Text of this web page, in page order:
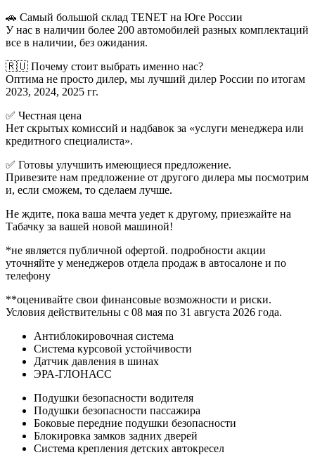
🚗 Самый большой склад TENET на Юге России
У нас в наличии более 200 автомобилей разных комплектаций
все в наличии, без ожидания.
🇷🇺 Почему стоит выбрать именно нас?
Оптима не просто дилер, мы лучший дилер России по итогам
2023, 2024, 2025 гг.
✅ Честная цена
Нет скрытых комиссий и надбавок за «услуги менеджера или
кредитного специалиста».
✅ Готовы улучшить имеющиеся предложение.
Привезите нам предложение от другого дилера мы посмотрим
и, если сможем, то сделаем лучше.
Не ждите, пока ваша мечта уедет к другому, приезжайте на
Табачку за вашей новой машиной!
*не является публичной офертой. подробности акции
уточняйте у менеджеров отдела продаж в автосалоне и по
телефону
**оценивайте свои финансовые возможности и риски.
Условия действительны с 08 мая по 31 августа 2026 года.
Антиблокировочная система
Система курсовой устойчивости
Датчик давления в шинах
ЭРА-ГЛОНАСС
Подушки безопасности водителя
Подушки безопасности пассажира
Боковые передние подушки безопасности
Блокировка замков задних дверей
Система крепления детских автокресел